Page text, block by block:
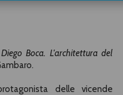
Diego Boca. L'architettura del
delle vicende